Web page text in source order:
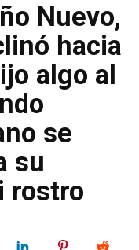
Nuevo,
hacia
algo al
se
su
rostro